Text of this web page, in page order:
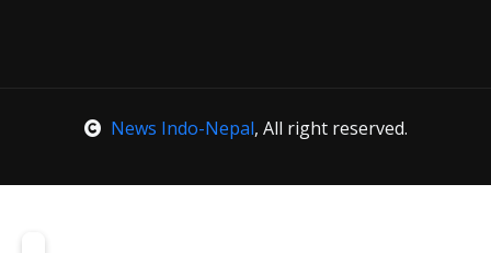
News Indo-Nepal, All right reserved.